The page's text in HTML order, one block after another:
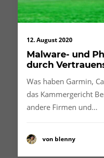
12. August 2020
Malware- und
durch
Was haben Garmin,
das Kammergericht
andere Firmen und…
von blenny